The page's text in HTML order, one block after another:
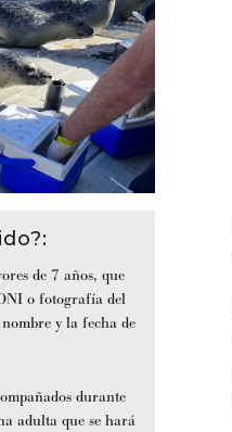
:
de 7 años, que
o fotografía del
y la fecha de
durante
adulta que se hará